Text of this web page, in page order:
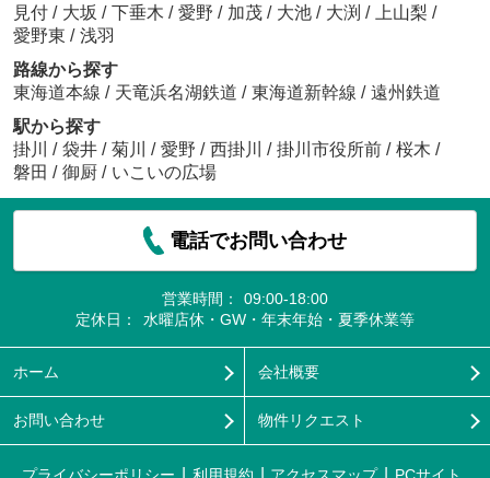
見付 / 大坂 / 下垂木 / 愛野 / 加茂 / 大池 / 大渕 / 上山梨 /
愛野東 / 浅羽
路線から探す
東海道本線 / 天竜浜名湖鉄道 / 東海道新幹線 / 遠州鉄道
駅から探す
掛川
/ 袋井 / 菊川 / 愛野 / 西掛川 / 掛川市役所前 / 桜木 /
磐田 / 御厨 / いこいの広場
電話でお問い合わせ
営業時間：
09:00-18:00
定休日：
水曜店休・GW・年末年始・夏季休業等
ホーム 会社概要
お問い合わせ 物件リクエスト
プライバシーポリシー 利用規約 アクセスマップ PCサイト